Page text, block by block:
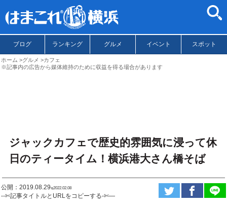
ブログ ランキング グルメ イベント スポット
ホーム グルメ
カフェ
※記事内の広告から媒体維持のために収益を得る場合があります
ジャックカフェで歴史的雰囲気に浸って休
日のティータイム！横浜港大さん橋そば
公開：2019.08.29ಇ2022.02.08
--✄記事タイトルとURLをコピーする-✄—